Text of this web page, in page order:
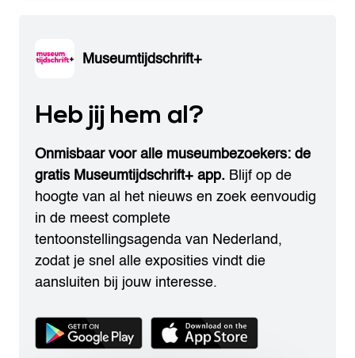
Museumtijdschrift+
Heb jij hem al?
Onmisbaar voor alle museumbezoekers: de
gratis Museumtijdschrift+ app. Blijf op de
hoogte van al het nieuws en zoek eenvoudig
in de meest complete
tentoonstellingsagenda van Nederland,
zodat je snel alle exposities vindt die
aansluiten bij jouw interesse.